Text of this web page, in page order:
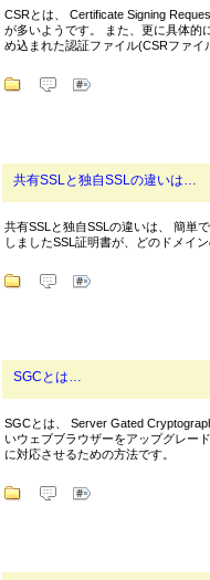
CSRとは、 Certificate Signing
が多いようです。 また、更に具体的
め込まれた認証ファイル(CSRファイ
共有SSLと独自SSLの違いは…
共有SSLと独自SSLの違いは、 簡単
しましたSSL証明書が、どのドメイ
SGCとは…
SGCとは、 Server Gated
いウェブブラウザーをアップグレー
に対応させるための方法です。